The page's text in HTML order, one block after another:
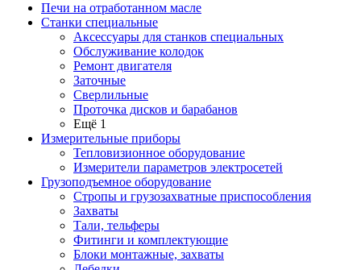
Печи на отработанном масле
Станки специальные
Аксессуары для станков специальных
Обслуживание колодок
Ремонт двигателя
Заточные
Сверлильные
Проточка дисков и барабанов
Ещё 1
Измерительные приборы
Тепловизионное оборудование
Измерители параметров электросетей
Грузоподъемное оборудование
Стропы и грузозахватные приспособления
Захваты
Тали, тельферы
Фитинги и комплектующие
Блоки монтажные, захваты